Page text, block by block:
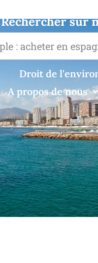
Rechercher sur
Droit de
A propos de nous